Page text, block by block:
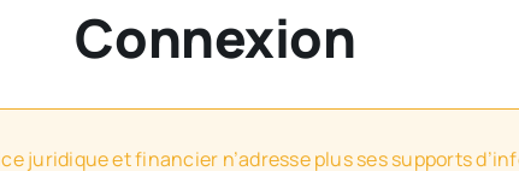
Connexion
juridique et financier n’adresse plus ses supports